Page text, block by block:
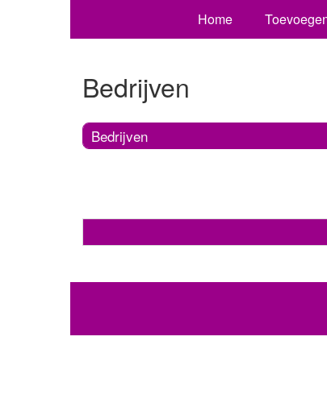
Home
Bedrijven
Bedrijven